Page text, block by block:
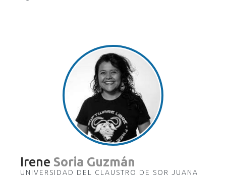
Irene Soria Guzmán
UNIVERSIDAD DEL CLAUSTRO DE SOR JUANA